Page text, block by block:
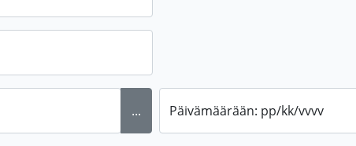
... Päivämäärään: pp/kk/vvvv